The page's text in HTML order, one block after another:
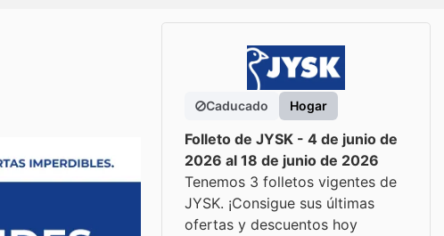
Caducado Hogar
Folleto de JYSK - 4 de junio de
2026 al 18 de junio de 2026
Tenemos 3 folletos vigentes de
JYSK. ¡Consigue sus últimas
ofertas y descuentos hoy